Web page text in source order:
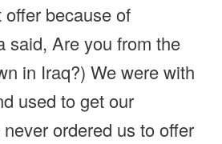
because of
said, Are you from the
in Iraq?) We were with
used to get our
ordered us to offer